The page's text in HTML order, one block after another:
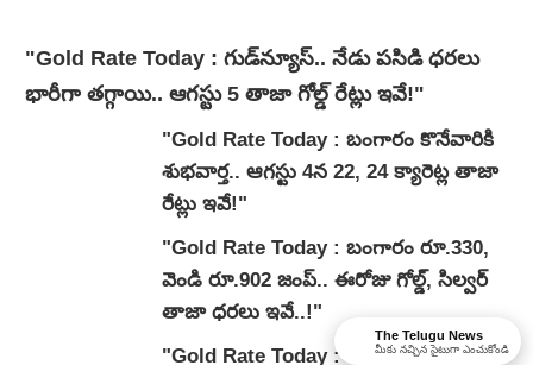
"Gold Rate Today : గుడ్‌న్యూస్‌.. నేడు పసిడి ధరలు
భారీగా తగ్గాయి.. ఆగస్టు 5 తాజా గోల్డ్ రేట్లు ఇవే!"
"Gold Rate Today : బంగారం కొనేవారికి
శుభవార్త.. ఆగస్టు 4న 22, 24 క్యారెట్ల తాజా
రేట్లు ఇవే!"
"Gold Rate Today : బంగారం రూ.330,
వెండి రూ.902 జంప్.. ఈరోజు గోల్డ్, సిల్వర్
తాజా ధరలు ఇవే..!"
"Gold Rate Today : పెళ్లిళ్ల సీజన్‌కు
The Telugu News
మీకు నచ్చిన సైటుగా ఎంచుకోండి